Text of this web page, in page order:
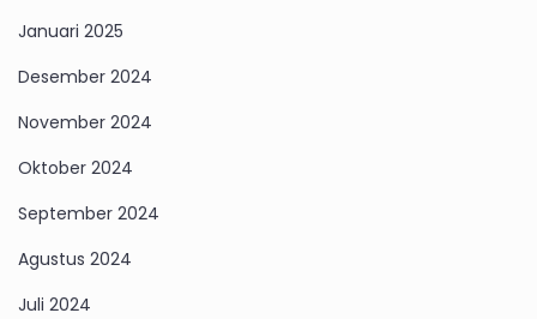
Januari 2025
Desember 2024
November 2024
Oktober 2024
September 2024
Agustus 2024
Juli 2024